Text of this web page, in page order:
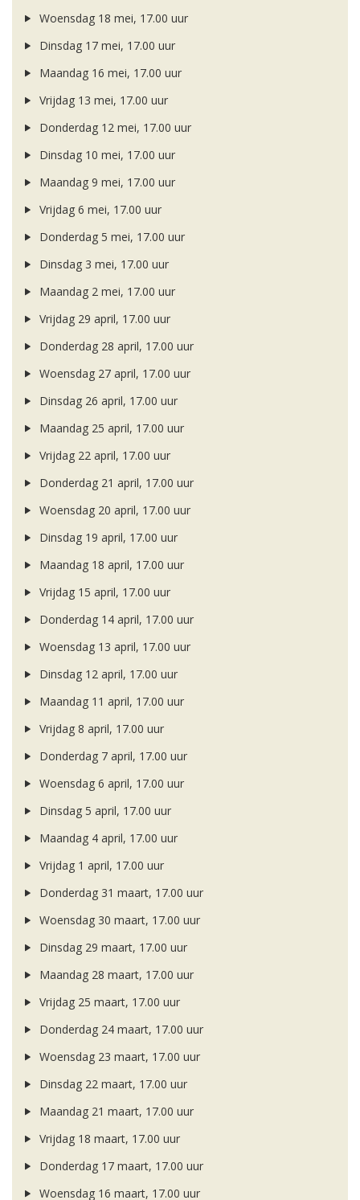
Woensdag 18 mei, 17.00 uur
Dinsdag 17 mei, 17.00 uur
Maandag 16 mei, 17.00 uur
Vrijdag 13 mei, 17.00 uur
Donderdag 12 mei, 17.00 uur
Dinsdag 10 mei, 17.00 uur
Maandag 9 mei, 17.00 uur
Vrijdag 6 mei, 17.00 uur
Donderdag 5 mei, 17.00 uur
Dinsdag 3 mei, 17.00 uur
Maandag 2 mei, 17.00 uur
Vrijdag 29 april, 17.00 uur
Donderdag 28 april, 17.00 uur
Woensdag 27 april, 17.00 uur
Dinsdag 26 april, 17.00 uur
Maandag 25 april, 17.00 uur
Vrijdag 22 april, 17.00 uur
Donderdag 21 april, 17.00 uur
Woensdag 20 april, 17.00 uur
Dinsdag 19 april, 17.00 uur
Maandag 18 april, 17.00 uur
Vrijdag 15 april, 17.00 uur
Donderdag 14 april, 17.00 uur
Woensdag 13 april, 17.00 uur
Dinsdag 12 april, 17.00 uur
Maandag 11 april, 17.00 uur
Vrijdag 8 april, 17.00 uur
Donderdag 7 april, 17.00 uur
Woensdag 6 april, 17.00 uur
Dinsdag 5 april, 17.00 uur
Maandag 4 april, 17.00 uur
Vrijdag 1 april, 17.00 uur
Donderdag 31 maart, 17.00 uur
Woensdag 30 maart, 17.00 uur
Dinsdag 29 maart, 17.00 uur
Maandag 28 maart, 17.00 uur
Vrijdag 25 maart, 17.00 uur
Donderdag 24 maart, 17.00 uur
Woensdag 23 maart, 17.00 uur
Dinsdag 22 maart, 17.00 uur
Maandag 21 maart, 17.00 uur
Vrijdag 18 maart, 17.00 uur
Donderdag 17 maart, 17.00 uur
Woensdag 16 maart, 17.00 uur